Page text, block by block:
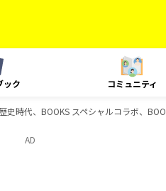
ック コミュニティ
時代、BOOKS スペシャルコラボ、
AD